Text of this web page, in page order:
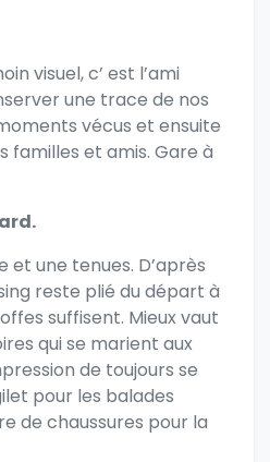
visuel, c’ est l’ami
une trace de nos
vécus et ensuite
familles et amis. Gare à
et une tenues. D’après
reste plié du départ à
suffisent. Mieux vaut
qui se marient aux
de toujours se
pour les balades
de chaussures pour la